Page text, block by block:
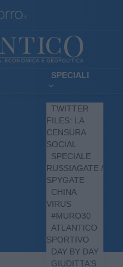
SPECIALI
TWITTER
FILES: LA
CENSURA
SOCIAL
SPECIALE
RUSSIAGATE /
SPYGATE
CHINA
VIRUS
#MURO30
ATLANTICO
SPORTIVO
DAY BY DAY
GIUDITTA’S